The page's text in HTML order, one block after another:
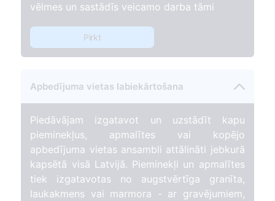
vēlmes un sastādīs veicamo darba tāmi
Pirkt
Apbedījuma vietas labiekārtošana
Piedāvājam izgatavot un uzstādīt kapu
pieminekļus, apmalītes vai kopējo
apbedījuma vietas ansambli attālināti jebkurā
kapsētā visā Latvijā. Pieminekļi un apmalītes
tiek izgatavotas no augstvērtīga granīta,
laukakmens vai marmora - ar gravējumiem,